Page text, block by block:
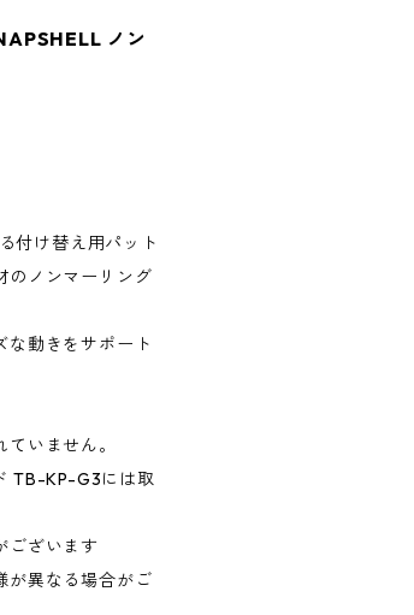
ノン
付け替え用パット
のノンマーリング
な動きをサポート
いません。
TB-KP-G3には取
ございます
が異なる場合がご